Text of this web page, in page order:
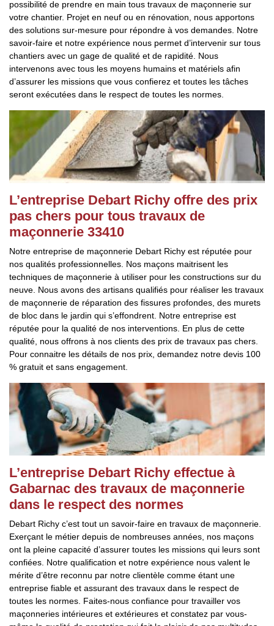
possibilité de prendre en main tous travaux de maçonnerie sur
votre chantier. Projet en neuf ou en rénovation, nous apportons
des solutions sur-mesure pour répondre à vos demandes. Notre
savoir-faire et notre expérience nous permet d’intervenir sur tous
chantiers avec un gage de qualité et de rapidité. Nous
intervenons avec tous les moyens humains et matériels afin
d’assurer les missions que vous confierez et toutes les tâches
seront exécutées dans le respect de toutes les normes.
L’entreprise Debart Richy offre des prix
pas chers pour tous travaux de
maçonnerie 33410
Notre entreprise de maçonnerie Debart Richy est réputée pour
nos qualités professionnelles. Nos maçons maitrisent les
techniques de maçonnerie à utiliser pour les constructions sur du
neuve. Nous avons des artisans qualifiés pour réaliser les travaux
de maçonnerie de réparation des fissures profondes, des murets
de bloc dans le jardin qui s’effondrent. Notre entreprise est
réputée pour la qualité de nos interventions. En plus de cette
qualité, nous offrons à nos clients des prix de travaux pas chers.
Pour connaitre les détails de nos prix, demandez notre devis 100
% gratuit et sans engagement.
L’entreprise Debart Richy effectue à
Gabarnac des travaux de maçonnerie
dans le respect des normes
Debart Richy c’est tout un savoir-faire en travaux de maçonnerie.
Exerçant le métier depuis de nombreuses années, nos maçons
ont la pleine capacité d’assurer toutes les missions qui leurs sont
confiées. Notre qualification et notre expérience nous valent le
mérite d’être reconnu par notre clientèle comme étant une
entreprise fiable et assurant des travaux dans le respect de
toutes les normes. Faites-nous confiance pour travailler vos
maçonneries intérieures et extérieures et constatez par vous-